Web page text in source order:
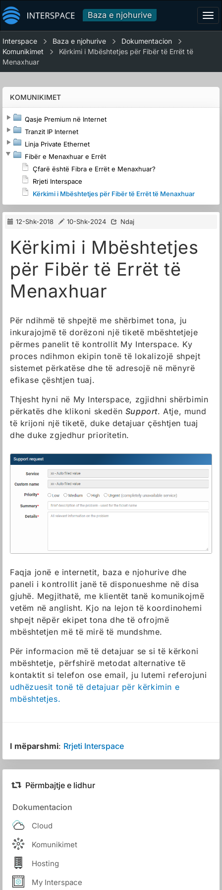
Baza e njohurive
Interspace Baza e njohurive
Dokumentacion
Komunikimet
Kërkimi i Mbështetjes për Fibër të Errët të
Menaxhuar
KOMUNIKIMET
Qasje Premium në Internet
Tranzit IP Internet
Linja Private Ethernet
Fibër e Menaxhuar e Errët
Çfarë është Fibra e Errët e Menaxhuar?
Rrjeti Interspace
Kërkimi i Mbështetjes për Fibër të Errët të Menaxhuar
12-Shk-2018 10-Shk-2024 Ndaj
Kërkimi i Mbështetjes
për Fibër të Errët të
Menaxhuar
Për ndihmë të shpejtë me shërbimet tona, ju
inkurajojmë të dorëzoni një tiketë mbështetjeje
përmes panelit të kontrollit My Interspace. Ky
proces ndihmon ekipin tonë të lokalizojë shpejt
sistemet përkatëse dhe të adresojë në mënyrë
efikase çështjen tuaj.
Thjesht hyni në My Interspace, zgjidhni shërbimin
përkatës dhe klikoni skedën Support. Atje, mund
të krijoni një tiketë, duke detajuar çështjen tuaj
dhe duke zgjedhur prioritetin.
Faqja jonë e internetit, baza e njohurive dhe
paneli i kontrollit janë të disponueshme në disa
gjuhë. Megjithatë, me klientët tanë komunikojmë
vetëm në anglisht. Kjo na lejon të koordinohemi
shpejt nëpër ekipet tona dhe të ofrojmë
mbështetjen më të mirë të mundshme.
Për informacion më të detajuar se si të kërkoni
mbështetje, përfshirë metodat alternative të
kontaktit si telefon ose email, ju lutemi referojuni
udhëzuesit tonë të detajuar për kërkimin e
mbështetjes.
I mëparshmi: Rrjeti Interspace
Përmbajtje e lidhur
Dokumentacion
Cloud
Komunikimet
Hosting
My Interspace